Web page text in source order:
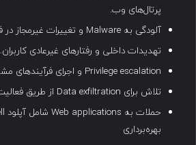
پرتال‌های وب.
آلودگی به Malware و تغییرات غیرمجاز در فایل‌ها.
تهدیدات داخلی و رفتارهای غیرعادی کاربران.
Privilege escalation و اجرای فرآیندهای مشکوک روی endpoints
تلاش برای Data exfiltration از طریق فعالیت‌های غیرعادی شبکه.
بهره‌برداری